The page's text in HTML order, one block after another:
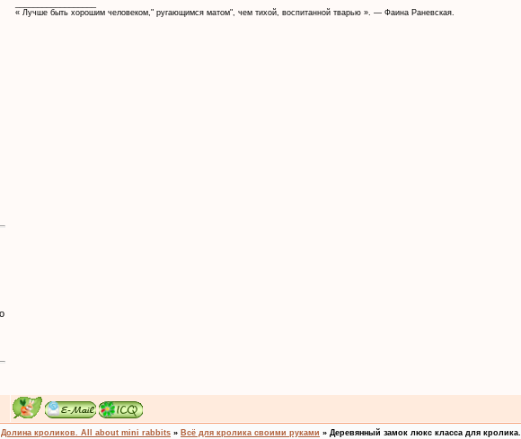
« Лучше быть хорошим человеком," ругающимся матом", чем тихой, воспитанной тварью ». — Фаина Раневская.
Долина кроликов. All about mini rabbits » Всё для кролика своими руками » Деревянный замок люкс класса для кролика.